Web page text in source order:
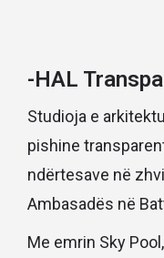
-HAL
Studioja e
pishine
ndërtesave në
Ambasadës në
Me emrin Sky